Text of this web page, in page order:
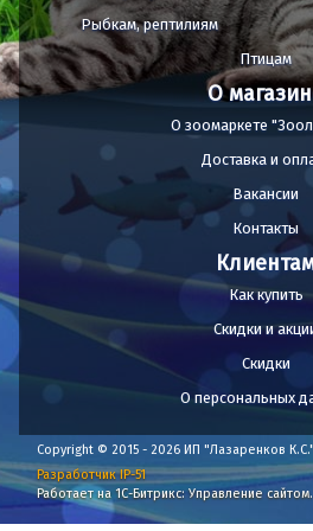
Рыбкам, рептилиям
Птицам
О
О зоомаркете
Доставка и
Вакансии
Контакты
Как купить
Скидки и
Скидки
О персональных
Copyright © 2015 - 2026 ИП "Лазаренков К.С."
Разработчик IP-51
Работает на 1С-Битрикс: Управление сайтом.